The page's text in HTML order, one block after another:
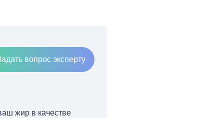
вопрос эксперту
жир в качестве